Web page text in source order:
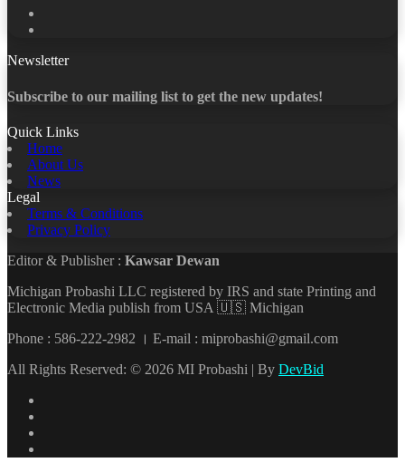
Newsletter
Subscribe to our mailing list to get the new updates!
Quick Links
Home
About Us
News
Legal
Terms & Conditions
Privacy Policy
Editor & Publisher : Kawsar Dewan
Michigan Probashi LLC registered by IRS and state Printing and
Electronic Media publish from USA 🇺🇸 Michigan
Phone : 586-222-2982 । E-mail : miprobashi@gmail.com
All Rights Reserved: © 2026 MI Probashi | By DevBid